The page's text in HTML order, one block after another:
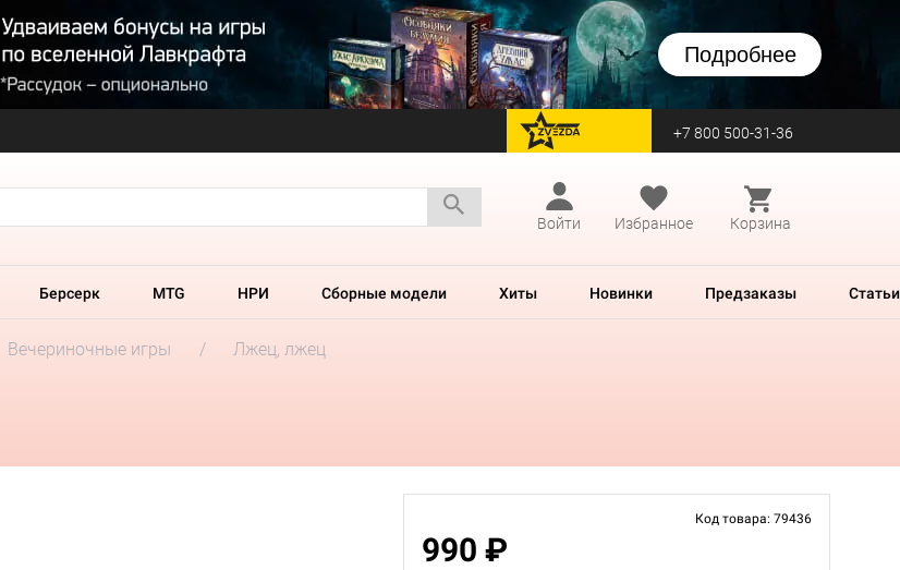
Подробнее
перейти на Zvezda +7 800 500-31-36
Войти
Избранное Корзина
Берсерк MTG НРИ Сборные модели Хиты Новинки Предзаказы Статьи
Вечериночные игры Лжец, лжец
Код товара: 79436
990 ₽